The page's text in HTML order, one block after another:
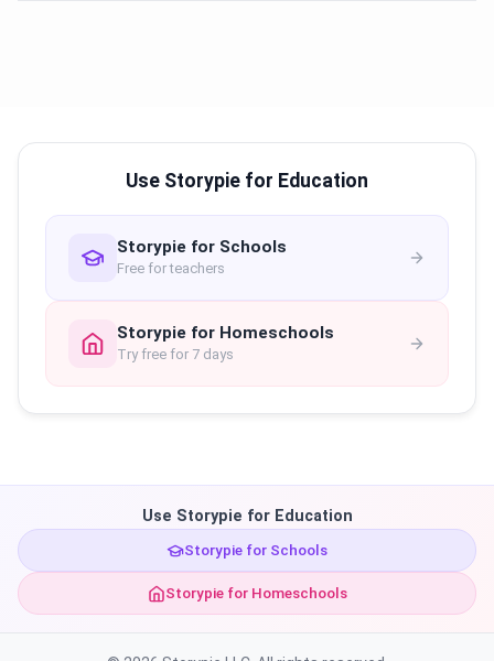
Use Storypie for Education
Storypie for Schools
Free for teachers
Storypie for Homeschools
Try free for 7 days
Use Storypie for Education
Storypie for Schools
Storypie for Homeschools